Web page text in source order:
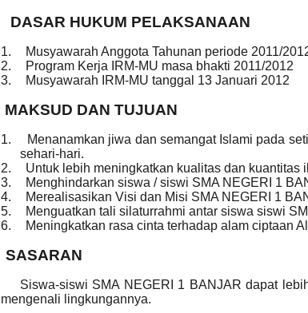
DASAR HUKUM PELAKSANAAN
1.
Musyawarah Anggota Tahunan periode 2011/
2.
Program Kerja IRM-MU masa bhakti 2011/2012
3.
Musyawarah IRM-MU tanggal 13 Januari 2012
MAKSUD DAN TUJUAN
1.
Menanamkan jiwa dan semangat Islami pada
sehari-hari.
2.
Untuk lebih meningkatkan kualitas dan kuantitas
3.
Menghindarkan siswa / siswi SMA NEGERI 1
4.
Merealisasikan Visi dan Misi SMA NEGERI 1
5.
Menguatkan tali silaturrahmi antar siswa siswi
6.
Meningkatkan rasa cinta terhadap alam ciptaan
SASARAN
Siswa-siswi SMA NEGERI 1 BANJAR dapat
mengenali lingkungannya.